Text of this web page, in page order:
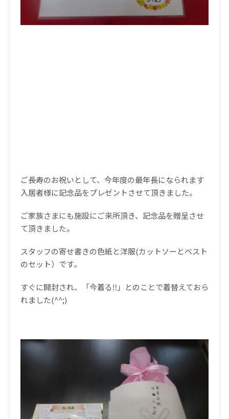
ご長寿のお祝いとして、今年度の最年長になられます
入居者様に記念品をプレゼントさせて頂きました。
ご家族さまにも施設にご来所頂き、記念品を贈呈させ
て頂きました。
スタッフの寄せ書きの色紙と洋服(カットソーとベスト
のセット）です。
すぐに開封され、「今着る‼」とのことで着替えておら
れました(^^;)